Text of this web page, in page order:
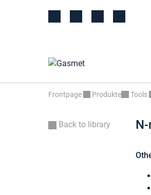
Frontpage Produkte Tools
Back to library